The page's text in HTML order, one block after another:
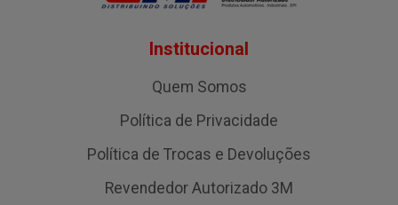
Institucional
Quem Somos
Política de Privacidade
Política de Trocas e Devoluções
Revendedor Autorizado 3M